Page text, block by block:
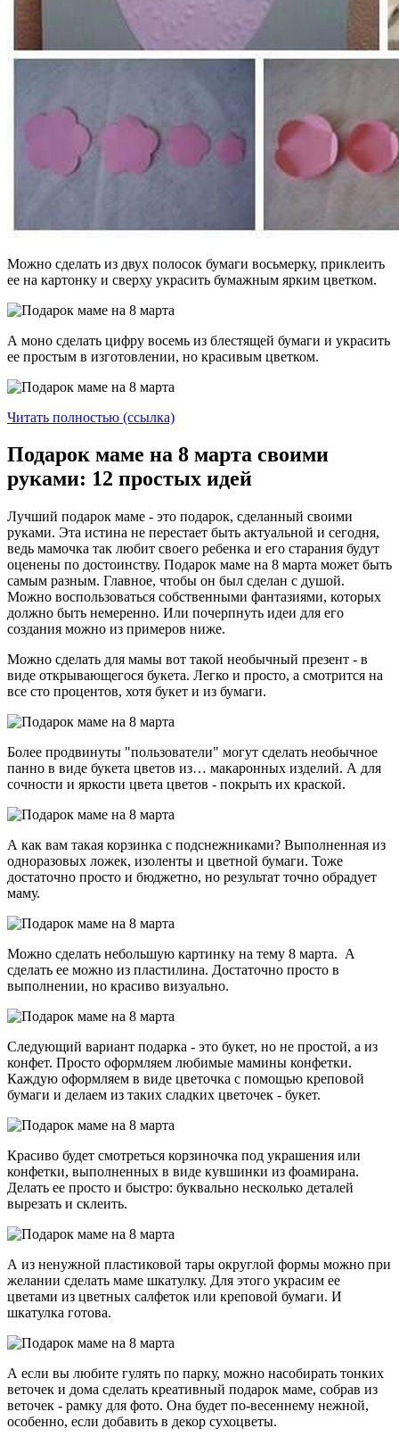
Можно сделать из двух полосок бумаги восьмерку, приклеить
ее на картонку и сверху украсить бумажным ярким цветком.
А моно сделать цифру восемь из блестящей бумаги и украсить
ее простым в изготовлении, но красивым цветком.
Читать полностью (ссылка)
Подарок маме на 8 марта своими
руками: 12 простых идей
Лучший подарок маме - это подарок, сделанный своими
руками. Эта истина не перестает быть актуальной и сегодня,
ведь мамочка так любит своего ребенка и его старания будут
оценены по достоинству. Подарок маме на 8 марта может быть
самым разным. Главное, чтобы он был сделан с душой.
Можно воспользоваться собственными фантазиями, которых
должно быть немеренно. Или почерпнуть идеи для его
создания можно из примеров ниже.
Можно сделать для мамы вот такой необычный презент - в
виде открывающегося букета. Легко и просто, а смотрится на
все сто процентов, хотя букет и из бумаги.
Более продвинуты "пользователи" могут сделать необычное
панно в виде букета цветов из… макаронных изделий. А для
сочности и яркости цвета цветов - покрыть их краской.
А как вам такая корзинка с подснежниками? Выполненная из
одноразовых ложек, изоленты и цветной бумаги. Тоже
достаточно просто и бюджетно, но результат точно обрадует
маму.
Можно сделать небольшую картинку на тему 8 марта. А
сделать ее можно из пластилина. Достаточно просто в
выполнении, но красиво визуально.
Следующий вариант подарка - это букет, но не простой, а из
конфет. Просто оформляем любимые мамины конфетки.
Каждую оформляем в виде цветочка с помощью креповой
бумаги и делаем из таких сладких цветочек - букет.
Красиво будет смотреться корзиночка под украшения или
конфетки, выполненных в виде кувшинки из фоамирана.
Делать ее просто и быстро: буквально несколько деталей
вырезать и склеить.
А из ненужной пластиковой тары округлой формы можно при
желании сделать маме шкатулку. Для этого украсим ее
цветами из цветных салфеток или креповой бумаги. И
шкатулка готова.
А если вы любите гулять по парку, можно насобирать тонких
веточек и дома сделать креативный подарок маме, собрав из
веточек - рамку для фото. Она будет по-весеннему нежной,
особенно, если добавить в декор сухоцветы.